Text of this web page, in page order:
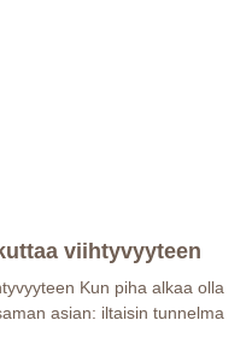
viihtyvyyteen
Kun piha alkaa olla
asian: iltaisin tunnelma